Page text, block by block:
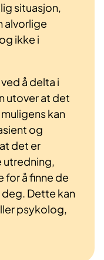
situasjon,
alvorlige
ikke i
å delta i
utover at det
kan
og
det er
utredning,
for å finne de
Dette kan
psykolog,